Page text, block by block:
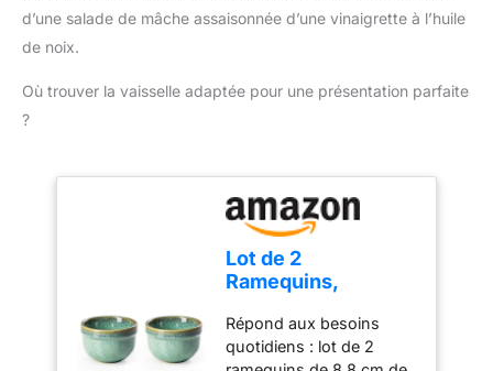
d’une salade de mâche assaisonnée d’une vinaigrette à l’huile
de noix.
Où trouver la vaisselle adaptée pour une présentation parfaite
?
Lot de 2
Ramequins,
Individuels en
Céramique, 180ml
Répond aux besoins
quotidiens : lot de 2